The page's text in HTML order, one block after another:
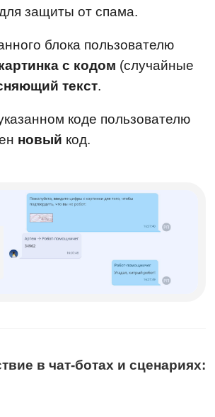
защиты от спама.
блока пользователю
с кодом (случайные
текст.
коде пользователю
новый код.
в чат-ботах и сценариях: